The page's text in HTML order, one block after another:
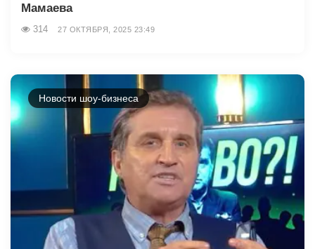
Мамаева
314 27 ОКТЯБРЯ, 2025 23:49
Новости шоу-бизнеса